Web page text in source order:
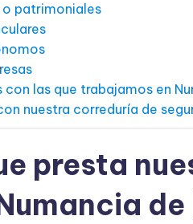
o patrimoniales
con las que trabajamos en
nuestra correduría de
presta